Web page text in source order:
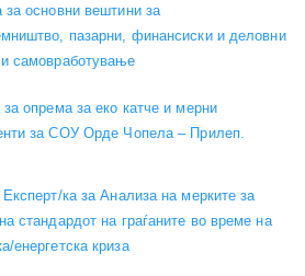
за основни вештини за
пазарни, финансиски и деловни
самовработување
за опрема за еко катче и мерни
за СОУ Орде Чопела – Прилеп.
ка за Анализа на мерките за
стандардот на граѓаните во време на
енергетска криза